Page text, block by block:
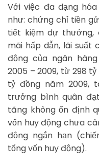
Với việc đa dạng
như: chứng chỉ tiền
tiết kiệm dự thưởng,
mãi hấp dẫn, lãi suất
động của ngân
2005 – 2009, từ 298
tỷ đồng năm 2009,
trưởng bình quân
tăng không ổn định
vốn huy động chưa
động ngắn hạn
tổng vốn huy động).